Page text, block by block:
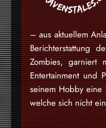
– aus aktuellem
Berichterstattung
Zombies, garniert
Entertainment und
seinem Hobby eine
welche sich nicht